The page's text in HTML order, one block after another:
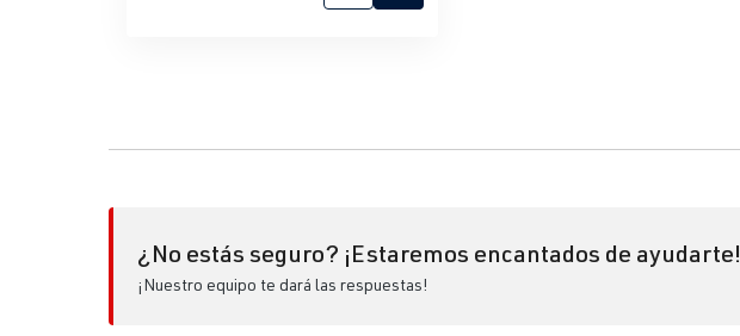
¿No estás seguro? ¡Estaremos encantados de ayudarte!
¡Nuestro equipo te dará las respuestas!